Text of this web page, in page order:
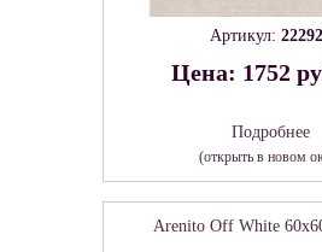
Артикул:
Цена: 1752
Подробнее
(открыть в новом
Arenito Off White